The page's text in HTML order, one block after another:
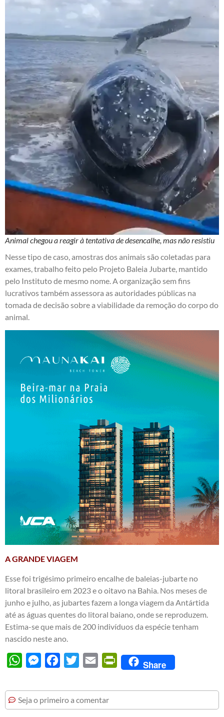
Animal chegou a reagir à tentativa de desencalhe, mas não resistiu
Nesse tipo de caso, amostras dos animais são coletadas para
exames, trabalho feito pelo Projeto Baleia Jubarte, mantido
pelo Instituto de mesmo nome. A organização sem fins
lucrativos também assessora as autoridades públicas na
tomada de decisão sobre a viabilidade da remoção do corpo do
animal.
A GRANDE VIAGEM
Esse foi trigésimo primeiro encalhe de baleias-jubarte no
litoral brasileiro em 2023 e o oitavo na Bahia. Nos meses de
junho e julho, as jubartes fazem a longa viagem da Antártida
até as águas quentes do litoral baiano, onde se reproduzem.
Estima-se que mais de 200 indivíduos da espécie tenham
nascido neste ano.
WhatsAppMessengerFacebook
Twitter Email PrintFriendly
Share
Seja o primeiro a comentar